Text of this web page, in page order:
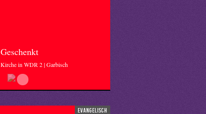
Geschenkt
Kirche in WDR 2 | Garbisch
evangelisch